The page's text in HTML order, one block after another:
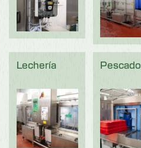
Lechería Pescado